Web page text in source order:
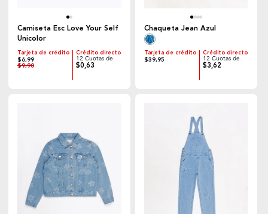
Camiseta Esc Love Your Self
Unicolor
Tarjeta de crédito
$6,99
$9,90
Crédito directo
12 Cuotas de
$0,63
Chaqueta Jean Azul
Tarjeta de crédito
$39,95
Crédito directo
12 Cuotas de
$3,62